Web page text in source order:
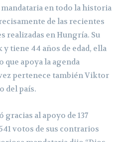
en todo la historia
de las recientes
realizadas en Hungría. Su
tiene 44 años de edad, ella
apoya la agenda
pertenece también Viktor
del país.
al apoyo de 137
votos de sus contrarios